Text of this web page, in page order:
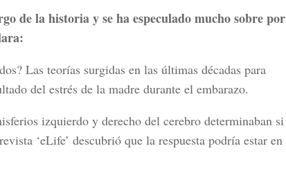
de la historia y se ha especulado mucho sobre por
Las teorías surgidas en las últimas décadas para
del estrés de la madre durante el embarazo.
izquierdo y derecho del cerebro determinaban si
‘eLife’ descubrió que la respuesta podría estar en